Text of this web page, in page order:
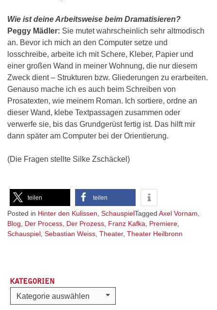
Wie ist deine Arbeitsweise beim Dramatisieren?
Peggy Mädler: Sie mutet wahrscheinlich sehr altmodisch
an. Bevor ich mich an den Computer setze und
losschreibe, arbeite ich mit Schere, Kleber, Papier und
einer großen Wand in meiner Wohnung, die nur diesem
Zweck dient – Strukturen bzw. Gliederungen zu erarbeiten.
Genauso mache ich es auch beim Schreiben von
Prosatexten, wie meinem Roman. Ich sortiere, ordne an
dieser Wand, klebe Textpassagen zusammen oder
verwerfe sie, bis das Grundgerüst fertig ist. Das hilft mir
dann später am Computer bei der Orientierung.
(Die Fragen stellte Silke Zschäckel)
teilen teilen
Posted in Hinter den Kulissen SchauspielTagged Axel Vornam
Blog
Der Process Der Prozess Franz Kafka Premiere
Schauspiel Sebastian Weiss Theater, Theater Heilbronn
KATEGORIEN
Kategorien
Kategorie auswählen